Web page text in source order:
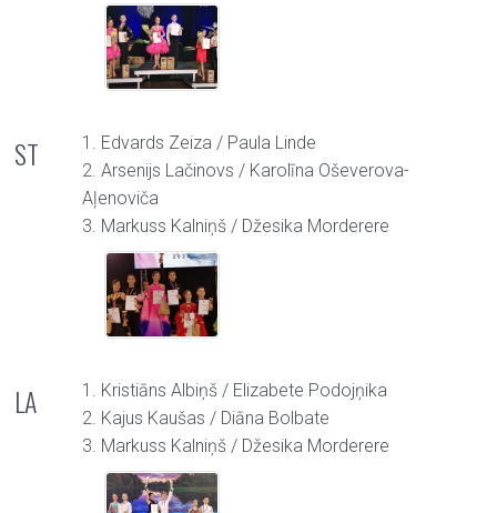
ST
1. Edvards Zeiza / Paula Linde
2. Arsenijs Lačinovs / Karolīna Oševerova-
Aļenoviča
3. Markuss Kalniņš / Džesika Morderere
LA
1. Kristiāns Albiņš / Elizabete Podojņika
2. Kajus Kaušas / Diāna Bolbate
3. Markuss Kalniņš / Džesika Morderere